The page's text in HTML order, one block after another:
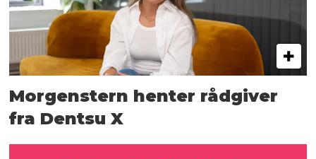
Morgenstern henter rådgiver
fra Dentsu X